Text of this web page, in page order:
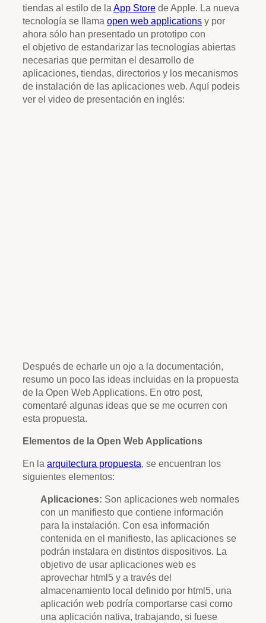
tiendas al estilo de la App Store de Apple. La nueva
tecnología se llama open web applications y por
ahora sólo han presentado un prototipo con
el objetivo de estandarizar las tecnologías abiertas
necesarias que permitan el desarrollo de
aplicaciones, tiendas, directorios y los mecanismos
de instalación de las aplicaciones web. Aquí podeis
ver el video de presentación en inglés:
Después de echarle un ojo a la documentación,
resumo un poco las ideas incluidas en la propuesta
de la Open Web Applications. En otro post,
comentaré algunas ideas que se me ocurren con
esta propuesta.
Elementos de la Open Web Applications
En la arquitectura propuesta, se encuentran los
siguientes elementos:
Aplicaciones: Son aplicaciones web normales
con un manifiesto que contiene información
para la instalación. Con esa información
contenida en el manifiesto, las aplicaciones se
podrán instalara en distintos dispositivos. La
objetivo de usar aplicaciones web es
aprovechar html5 y a través del
almacenamiento local definido por html5, una
aplicación web podría comportarse casi como
una aplicación nativa, trabajando, si fuese